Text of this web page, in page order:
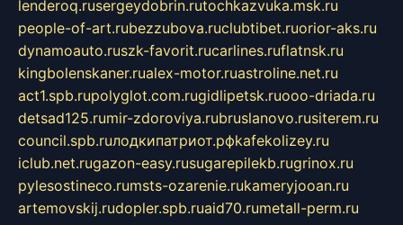
lenderoq.rusergeydobrin.rutochkazvuka.msk.ru
people-of-art.rubezzubova.ruclubtibet.ruorior-aks.ru
dynamoauto.ruszk-favorit.rucarlines.ruflatnsk.ru
kingbolenskaner.rualex-motor.ruastroline.net.ru
act1.spb.rupolyglot.com.rugidlipetsk.ruooo-driada.ru
detsad125.rumir-zdoroviya.rubruslanovo.rusiterem.ru
council.spb.ruлодкипатриот.рфkafekolizey.ru
iclub.net.rugazon-easy.rusugarepilekb.rugrinox.ru
pylesostineco.rumsts-ozarenie.rukameryjooan.ru
artemovskij.rudopler.spb.ruaid70.rumetall-perm.ru